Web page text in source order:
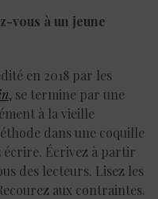
vous à un jeune
en 2018 par les
, se termine par une
à la vieille
dans une coquille
écrire. Écrivez à partir
des lecteurs. Lisez les
aux contraintes.